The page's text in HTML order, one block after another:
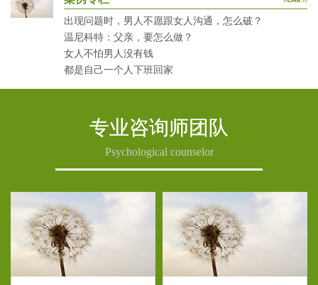
出现问题时，男人不愿跟女人沟通，怎么破？
温尼科特：父亲，要怎么做？
女人不怕男人没有钱
都是自己一个人下班回家
专业咨询师团队
Psychological counselor
Previous